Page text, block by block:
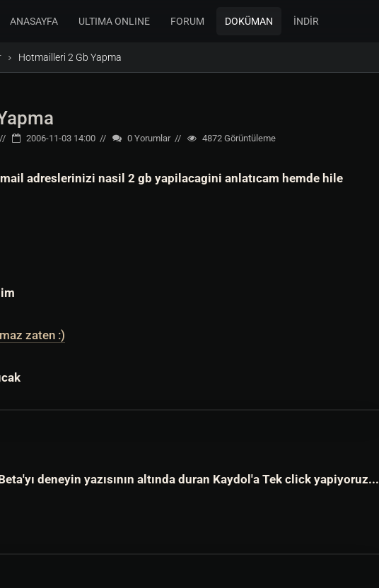
ANASAYFA ULTIMA ONLINE FORUM DOKÜMAN İNDİR
Hotmailleri 2 Gb Yapma
2006-11-03 14:00 0 Yorumlar 4872 Görüntüleme
adreslerinizi nasil 2 gb yapilacagini anlatıcam hemde hile
zaten :)
deneyin yazısının altında duran Kaydol'a Tek click yapiyoruz...